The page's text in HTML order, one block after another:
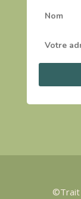
©Trait